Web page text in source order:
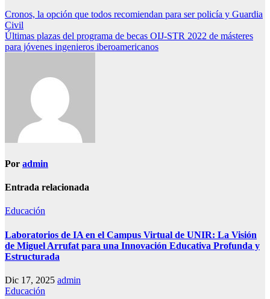
Navegación
de
entradas
Cronos, la opción que todos recomiendan para ser policía y Guardia
Civil
Últimas plazas del programa de becas OIJ-STR 2022 de másteres
para jóvenes ingenieros iberoamericanos
Por admin
Entrada relacionada
Educación
Laboratorios de IA en el Campus Virtual de UNIR: La Visión
de Miguel Arrufat para una Innovación Educativa Profunda y
Estructurada
Dic 17, 2025 admin
Educación